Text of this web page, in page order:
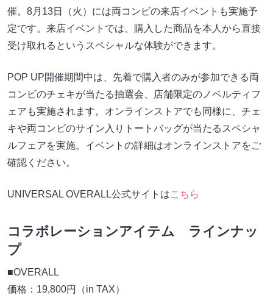
催。8月13日（火）には両コンビの来店イベントも実施予
定です。来店イベントでは、購入した商品を本人から直接
受け取れるというスペシャルな体験ができます。
POP UP開催期間中は、先着で購入者のみが参加できる両
コンビのチェキが当たる抽選会、店舗限定のノベルティフ
ェアも実施されます。オンラインストアでも同様に、チェ
キや両コンビのサイン入りトートバッグが当たるスペシャ
ルフェアを実施。イベントの詳細はオンラインストアをご
確認ください。
UNIVERSAL OVERALL公式サイトはこちら
コラボレーションアイテム ラインナッ
プ
■OVERALL
価格：19,800円（in TAX）